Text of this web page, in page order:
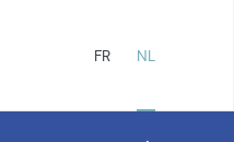
FR NL